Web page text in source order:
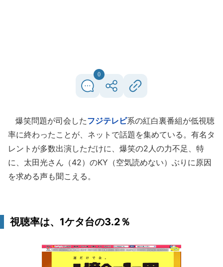
0
爆笑問題が司会したフジテレビ系の紅白裏番組が低視聴
率に終わったことが、ネットで話題を集めている。有名タ
レントが多数出演しただけに、爆笑の2人の力不足、特
に、太田光さん（42）のKY（空気読めない）ぶりに原因
を求める声も聞こえる。
視聴率は、1ケタ台の3.2％